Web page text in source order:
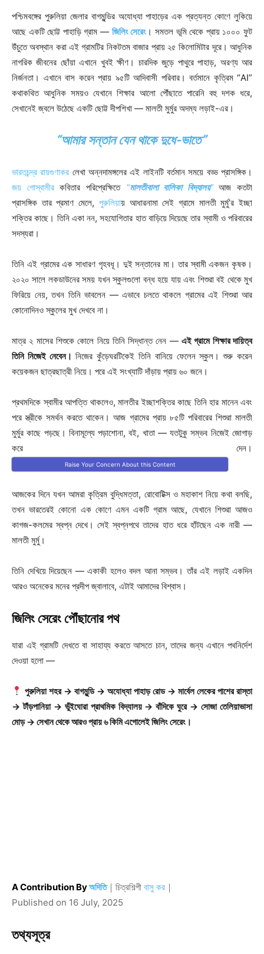
পশ্চিমবঙ্গের পুরুলিয়া জেলার বাগমুন্ডির অযোধ্যা পাহাড়ের এক প্রত্যন্ত কোণে লুকিয়ে
আছে একটি ছোট্ট পাহাড়ি গ্রাম — জিলিং সেরেং । সমতল ভূমি থেকে প্রায় ১০০০ ফুট
উঁচুতে অবস্থান করা এই গ্রামটির নিকটতম বাজার প্রায় ২৫ কিলোমিটার দূরে। আধুনিক
নাগরিক জীবনের ছোঁয়া এখানে খুবই ক্ষীণ। চারদিক জুড়ে পাথুরে পাহাড়, অরণ্য আর
নির্জনতা। এখানে বাস করেন প্রায় ৯৫টি আদিবাসী পরিবার। বর্তমানে কৃত্রিম “AI”
কথাকথিত আধুনিক সময়ও যেখানে শিক্ষার আলো পৌঁছাতে পারেনি বহু দশক ধরে,
সেখানেই জ্বলে উঠেছে একটি ছোট্ট দীপশিখা — মালতী মুর্মুর অদম্য লড়াই-এর।
“আমার সন্তান যেন থাকে দুধে-ভাতে”
ভারতচন্দ্র রায়গুণাকর লেখা অন্নদামঙ্গলের এই লাইনটি বর্তমান সময়ে বড্ড প্রাসঙ্গিক।
জয় গোস্বামীরকবিতার পরিপ্রেক্ষিতে“মালতীবালা বালিকা বিদ্যালয়”আজ কতটা
প্রাসঙ্গিক তার প্রমাণ মেলে, পুরুলিয়ায় আধারনামা সেই গ্রামে মালতী মুর্মু’র ইচ্ছা
শক্তির কাছে। তিনি একা নন, সহযোগিতার হাত বাড়িয়ে দিয়েছে তার স্বামী ও পরিবারের
সদস্যরা।
তিনি এই গ্রামের এক সাধারণ গৃহবধূ। দুই সন্তানের মা। তার স্বামী একজন কৃষক।
২০২০ সালে লকডাউনের সময় যখন স্কুলগুলো বন্ধ হয়ে যায় এবং শিশুরা বই থেকে মুখ
ফিরিয়ে নেয়, তখন তিনি ভাবলেন — এভাবে চলতে থাকলে গ্রামের এই শিশুরা আর
কোনোদিনও স্কুলের মুখ দেখবে না।
মাত্র ২ মাসের শিশুকে কোলে নিয়ে তিনি সিদ্ধান্ত নেন —এই গ্রামে শিক্ষার দায়িত্ব
তিনি নিজেই নেবেন। নিজের কুঁড়েঘরটিকেই তিনি বানিয়ে ফেলেন স্কুল। শুরু করেন
কয়েকজন ছাত্রছাত্রী নিয়ে। পরে এই সংখ্যাটি দাঁড়ায় প্রায় ৬০ জনে।
প্রথমদিকে স্বামীর আপত্তি থাকলেও, মালতীর ইচ্ছাশক্তির কাছে তিনি হার মানেন এবং
পরে স্ত্রীকে সমর্থন করতে থাকেন। আজ গ্রামের প্রায় ৮৫টি পরিবারের শিশুরা মালতী
মুর্মুর কাছে পড়ছে। বিনামূল্যে পড়াশোনা, বই, খাতা — যতটুকু সম্ভব নিজেই জোগাড়
করে দেন।
Raise Your Concern About this Content
আজকের দিনে যখন আমরা কৃত্রিম বুদ্ধিমত্তা, রোবোটিক্স ও মহাকাশ নিয়ে কথা বলছি,
তখন ভারতেরই কোনো এক কোণে এমন একটি গ্রাম আছে, যেখানে শিশুরা আজও
কাগজ-কলমের স্বপ্ন দেখে। সেই স্বপ্নপথে তাদের হাত ধরে হাঁটছেন এক নারী —
মালতী মুর্মু।
তিনি দেখিয়ে দিয়েছেন — একাকী হলেও বদল আনা সম্ভব। তাঁর এই লড়াই একদিন
আরও অনেকের মনের প্রদীপ জ্বালাবে, এটাই আমাদের বিশ্বাস।
জিলিং সেরেং পৌঁছানোর পথ
যারা এই গ্রামটি দেখতে বা সাহায্য করতে আসতে চান, তাদের জন্য এখানে পথনির্দেশ
দেওয়া হলো —
পুরুলিয়া শহর → বাগমুন্ডি → অযোধ্যা পাহাড় রোড → মার্বেল লেকের পাশের রাস্তা
→ টাঁড়পানিয়া → ভুঁইঘোরা প্রাথমিক বিদ্যালয় → বাঁদিকে ঘুরে → সোজা তেলিয়াভাসা
মোড় → সেখান থেকে আরও প্রায় ৬ কিমি এগোলেই জিলিং সেরেং।
A Contribution Byঅদিতি｜ চিত্রশিল্পী বাসু কর ｜
Published on 16 July, 2025
তথ্যসূত্র